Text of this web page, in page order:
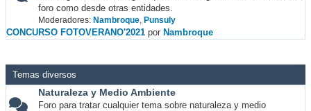
foro como desde otras entidades.
Moderadores: Nambroque, Punsuly
CONCURSO FOTOVERANO'2021 por Nambroque
Temas diversos
Naturaleza y Medio Ambiente
Foro para tratar cualquier tema sobre naturaleza y medio